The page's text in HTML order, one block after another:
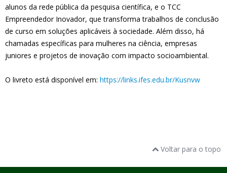
alunos da rede pública da pesquisa científica, e o TCC
Empreendedor Inovador, que transforma trabalhos de conclusão
de curso em soluções aplicáveis à sociedade. Além disso, há
chamadas específicas para mulheres na ciência, empresas
juniores e projetos de inovação com impacto socioambiental.
O livreto está disponível em: https://links.ifes.edu.br/Kusnvw
Voltar para o topo